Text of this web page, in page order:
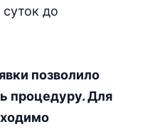
до
позволило
процедуру. Для